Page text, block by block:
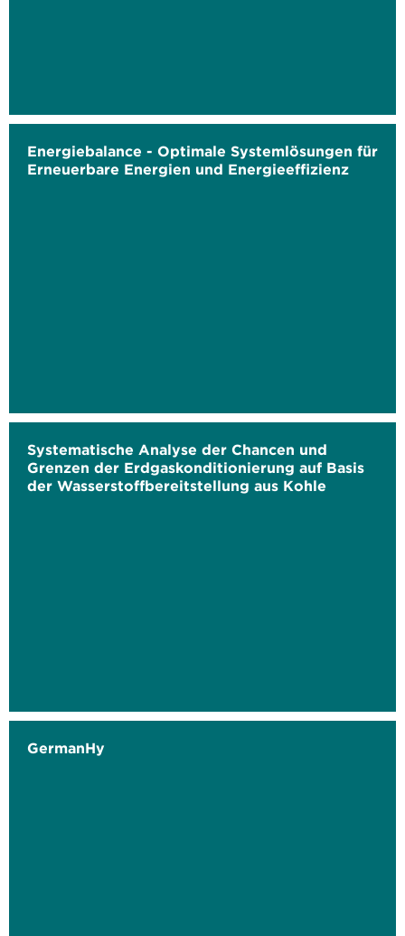
Energiebalance - Optimale Systemlösungen für
Erneuerbare Energien und Energieeffizienz
Systematische Analyse der Chancen und
Grenzen der Erdgaskonditionierung auf Basis
der Wasserstoffbereitstellung aus Kohle
GermanHy